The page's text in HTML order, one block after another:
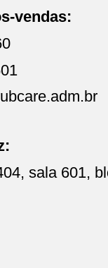
vendas:
sala 601,